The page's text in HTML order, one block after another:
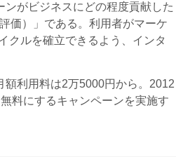
ンがビジネスにどの程度貢献した
価）」である。利用者がマーケ
クルを確立できるよう、インタ
額利用料は2万5000円から。2012
料にするキャンペーンを実施す